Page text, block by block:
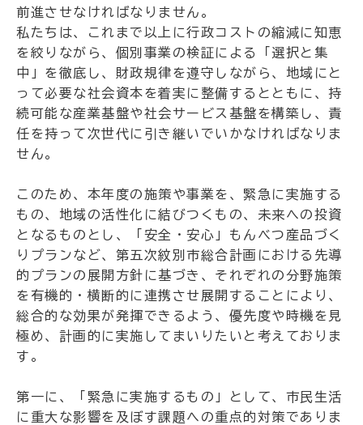
前進させなければなりません。
私たちは、これまで以上に行政コストの縮減に知恵
を絞りながら、個別事業の検証による「選択と集
中」を徹底し、財政規律を遵守しながら、地域にと
って必要な社会資本を着実に整備するとともに、持
続可能な産業基盤や社会サービス基盤を構築し、責
任を持って次世代に引き継いでいかなければなりま
せん。
このため、本年度の施策や事業を、緊急に実施する
もの、地域の活性化に結びつくもの、未来への投資
となるものとし、「安全・安心」もんべつ産品づく
りプランなど、第五次紋別市総合計画における先導
的プランの展開方針に基づき、それぞれの分野施策
を有機的・横断的に連携させ展開することにより、
総合的な効果が発揮できるよう、優先度や時機を見
極め、計画的に実施してまいりたいと考えておりま
す。
第一に、「緊急に実施するもの」として、市民生活
に重大な影響を及ぼす課題への重点的対策でありま